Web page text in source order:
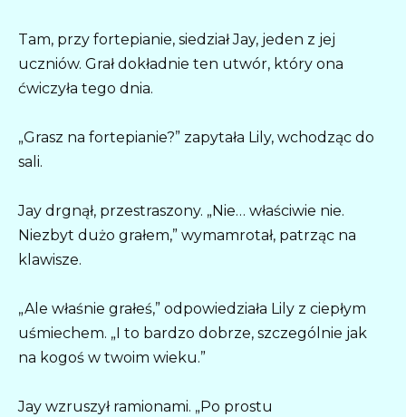
Tam, przy fortepianie, siedział Jay, jeden z jej
uczniów. Grał dokładnie ten utwór, który ona
ćwiczyła tego dnia.
„Grasz na fortepianie?” zapytała Lily, wchodząc do
sali.
Jay drgnął, przestraszony. „Nie… właściwie nie.
Niezbyt dużo grałem,” wymamrotał, patrząc na
klawisze.
„Ale właśnie grałeś,” odpowiedziała Lily z ciepłym
uśmiechem. „I to bardzo dobrze, szczególnie jak
na kogoś w twoim wieku.”
Jay wzruszył ramionami. „Po prostu